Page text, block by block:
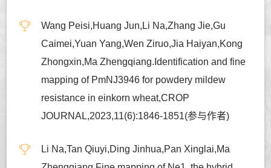
Wang Peisi,Huang Jun,Li Na,Zhang Jie,Gu
Caimei,Yuan Yang,Wen Ziruo,Jia Haiyan,Kong
Zhongxin,Ma Zhengqiang.Identification and fine
mapping of PmNJ3946 for powdery mildew
resistance in einkorn wheat,CROP
JOURNAL,2023,11(6):1846-1851(参与作者)
Li Na,Tan Qiuyi,Ding Jinhua,Pan Xinglai,Ma